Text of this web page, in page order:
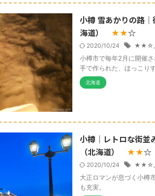
小樽 雪あかりの路
海道）
★★☆
2020/10/24 ★★☆ ,
小樽市で毎年2月に開催
手で作られた、ほっこり
北海道
小樽｜レトロな街並
（北海道）
★★☆
2020/10/24 ★★☆ ,
大正ロマンが息づく小樽
も充実。